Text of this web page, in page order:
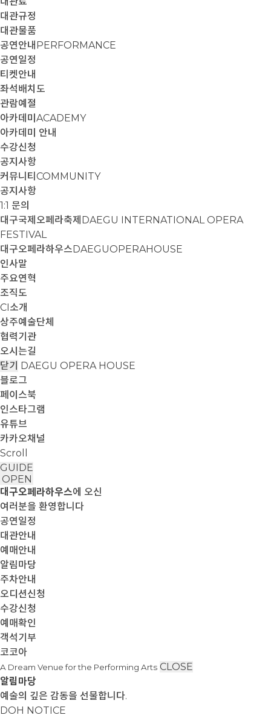
대관규정
대관물품
공연안내 PERFORMANCE
공연일정
티켓안내
좌석배치도
관람예절
아카데미 ACADEMY
아카데미 안내
수강신청
공지사항
커뮤니티 COMMUNITY
공지사항
1:1 문의
대구국제오페라축제 DAEGU INTERNATIONAL OPERA
FESTIVAL
대구오페라하우스DAEGUOPERAHOUSE
인사말
주요연혁
조직도
CI소개
상주예술단체
협력기관
오시는길
닫기 DAEGU OPERA HOUSE
블로그
페이스북
인스타그램
유튜브
카카오채널
Scroll
GUIDE
OPEN
대구오페라하우스에 오신
여러분을 환영합니다
공연일정
대관안내
예매안내
알림마당
주차안내
오디션신청
수강신청
예매확인
객석기부
코코아
A Dream Venue for the Performing Arts CLOSE
알림마당
예술의 깊은 감동을 선물합니다.
DOH NOTICE